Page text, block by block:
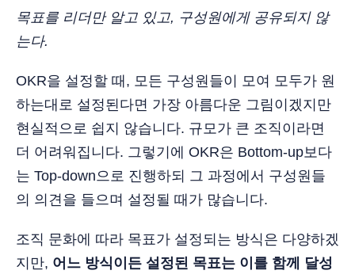
목표를 리더만 알고 있고, 구성원에게 공유되지 않
는다.
OKR을 설정할 때, 모든 구성원들이 모여 모두가 원
하는대로 설정된다면 가장 아름다운 그림이겠지만
현실적으로 쉽지 않습니다. 규모가 큰 조직이라면
더 어려워집니다. 그렇기에 OKR은 Bottom-up보다
는 Top-down으로 진행하되 그 과정에서 구성원들
의 의견을 들으며 설정될 때가 많습니다.
조직 문화에 따라 목표가 설정되는 방식은 다양하겠
지만, 어느 방식이든 설정된 목표는 이를 함께 달성